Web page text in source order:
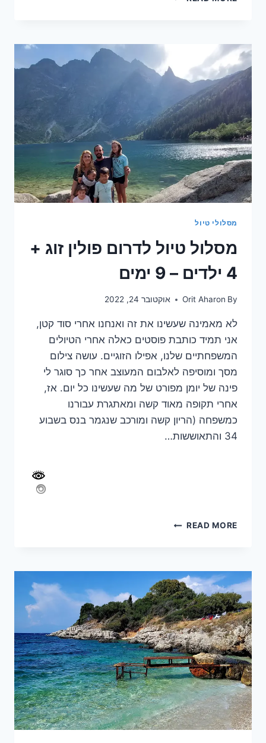
מסלולי טיול
מסלול טיול לדרום פולין זוג +
4 ילדים – 9 ימים
By
Orit Aharon אוקטובר 24, 2022
לא מאמינה שעשינו את זה ואנחנו אחרי סוד קטן,
אני תמיד כותבת פוסטים כאלה אחרי הטיולים
המשפחתיים שלנו, אפילו הזוגיים. עושה צילום
מסך ומוסיפה לאלבום המעוצב אחר כך סוגר לי
פינה של יומן מפורט של מה שעשינו כל יום. אז,
אחרי תקופה מאוד קשה ומאתגרת עבורנו
כמשפחה (הריון קשה ומורכב שנגמר בנס בשבוע
34 והתאוששות…
READ MOREמסלול
זוג
+
4
ילדים
–
9
ימים